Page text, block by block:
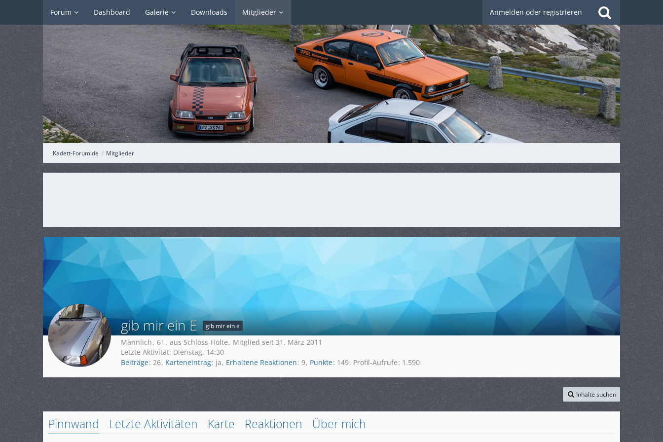
Forum Dashboard Galerie Downloads Mitglieder Anmelden oder registrieren
Kadett-Forum.de Mitglieder
gib mir ein E gib mir ein e
Männlich 61 aus Schloss-Holte
Mitglied seit 31. März 2011
Letzte Aktivität: Dienstag, 14:30
Beiträge 26 Karteneintrag ja Erhaltene Reaktionen 9 Punkte 149 Profil-Aufrufe 1.590
Inhalte suchen
Pinnwand Letzte Aktivitäten Karte Reaktionen Über mich